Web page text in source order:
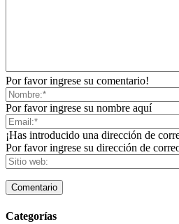
Por favor ingrese su comentario!
Por favor ingrese su nombre aquí
¡Has introducido una dirección de
Por favor ingrese su dirección de
Categorías